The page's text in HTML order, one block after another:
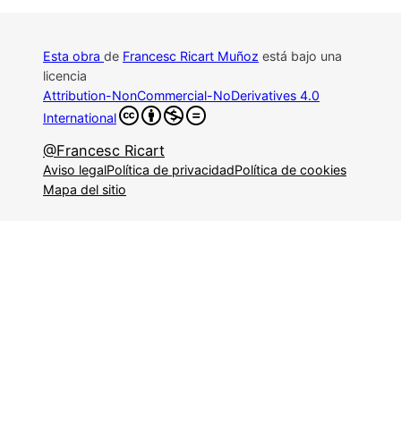
Esta obra de Francesc Ricart Muñoz está bajo una
licencia
Attribution-NonCommercial-NoDerivatives 4.0
International
@Francesc Ricart
Aviso legalPolítica de privacidadPolítica de cookies
Mapa del sitio